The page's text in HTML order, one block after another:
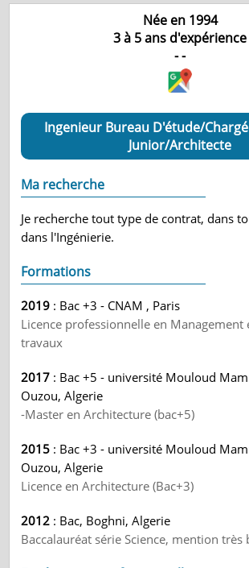
Née en 1994
3 à 5 ans d'expérience
--
Ingenieur Bureau D'étude/
Junior/Architecte
Ma recherche
Je recherche tout type de contrat, dans
dans l'Ingénierie.
Formations
2019 : Bac +3 - CNAM , Paris
Licence professionnelle en Management
travaux
2017 : Bac +5 - université Mouloud
Ouzou, Algerie
-Master en Architecture (bac+5)
2015 : Bac +3 - université Mouloud
Ouzou, Algerie
Licence en Architecture (Bac+3)
2012 : Bac, Boghni, Algerie
Baccalauréat série Science, mention très